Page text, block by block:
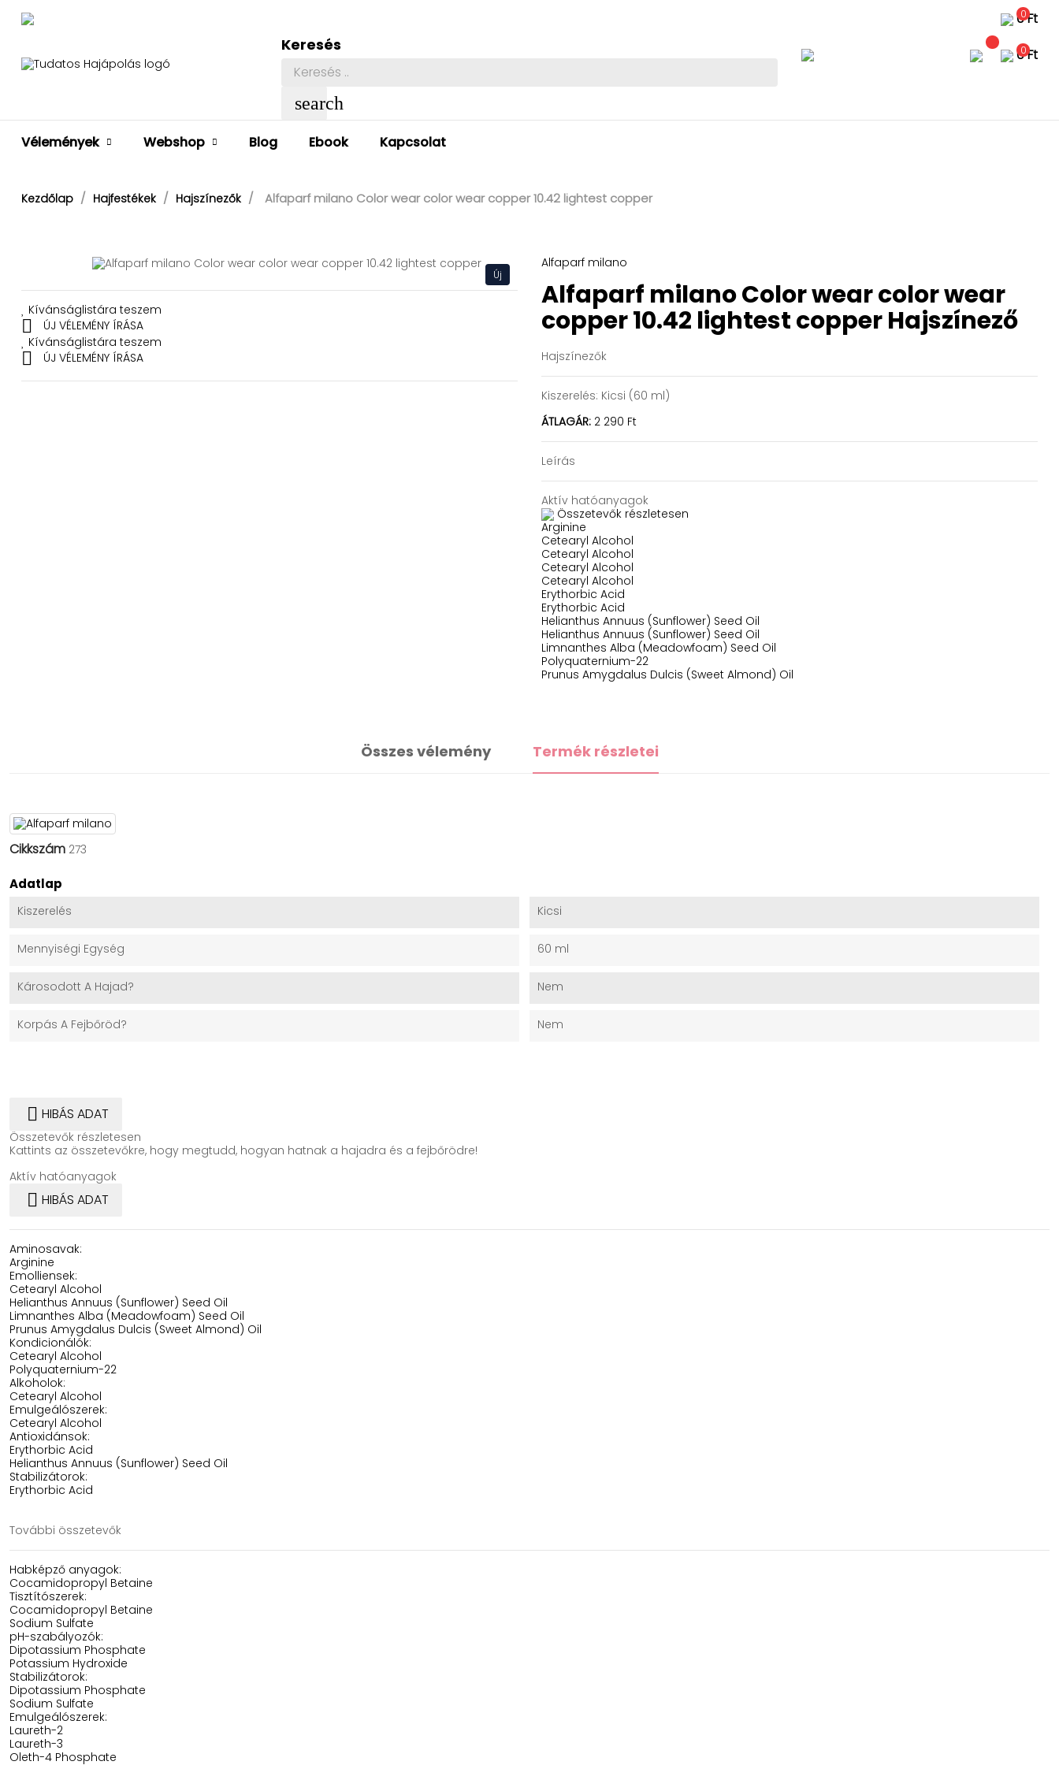
0
0 Ft
Keresés
search
0
0 Ft
Vélemények Webshop Blog Ebook Kapcsolat
Kezdőlap Hajfestékek Hajszínezők Alfaparf milano Color wear color wear copper 10.42 lightest copper
Új
Kívánságlistára teszem

ÚJ VÉLEMÉNY ÍRÁSA
Kívánságlistára teszem
 ÚJ VÉLEMÉNY ÍRÁSA
Alfaparf milano
Alfaparf milano Color wear color wear
copper 10.42 lightest copperHajszínező
Hajszínezők
Kiszerelés: Kicsi (60 ml)
ÁTLAGÁR: 2 290 Ft
Leírás
Aktív hatóanyagok
Összetevők részletesen
Arginine
Cetearyl Alcohol
Cetearyl Alcohol
Cetearyl Alcohol
Cetearyl Alcohol
Erythorbic Acid
Erythorbic Acid
Helianthus Annuus (Sunflower) Seed Oil
Helianthus Annuus (Sunflower) Seed Oil
Limnanthes Alba (Meadowfoam) Seed Oil
Polyquaternium-22
Prunus Amygdalus Dulcis (Sweet Almond) Oil
Összes vélemény Termék részletei
Cikkszám 273
Adatlap
Kiszerelés Kicsi
Mennyiségi Egység 60 ml
Károsodott A Hajad? Nem
Korpás A Fejbőröd? Nem
 HIBÁS ADAT
Összetevők részletesen
Kattints az összetevőkre, hogy megtudd, hogyan hatnak a hajadra és a fejbőrödre!
Aktív hatóanyagok
 HIBÁS ADAT
Aminosavak:
Arginine
Emolliensek:
Cetearyl Alcohol
Helianthus Annuus (Sunflower) Seed Oil
Limnanthes Alba (Meadowfoam) Seed Oil
Prunus Amygdalus Dulcis (Sweet Almond) Oil
Kondicionálók:
Cetearyl Alcohol
Polyquaternium-22
Alkoholok:
Cetearyl Alcohol
Emulgeálószerek:
Cetearyl Alcohol
Antioxidánsok:
Erythorbic Acid
Helianthus Annuus (Sunflower) Seed Oil
Stabilizátorok:
Erythorbic Acid
További összetevők
Habképző anyagok:
Cocamidopropyl Betaine
Tisztítószerek:
Cocamidopropyl Betaine
Sodium Sulfate
pH-szabályozók:
Dipotassium Phosphate
Potassium Hydroxide
Stabilizátorok:
Dipotassium Phosphate
Sodium Sulfate
Emulgeálószerek:
Laureth-2
Laureth-3
Oleth-4 Phosphate